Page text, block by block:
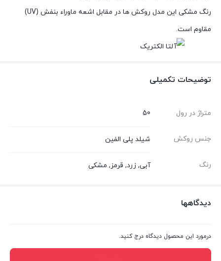
رنگ مشکی این مدل روکش ها در مقابل اشعه ماوراء بنفش (UV)
مقاوم است.
توضیحات تکمیلی
متراژ در رول 50
جنس روکش شیلد پلی الفین
رنگ آبی, زرد, قرمز, مشکی
دیدگاهها
درمورد این محصول دیدگاه درج کنید.